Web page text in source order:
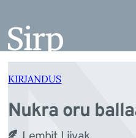
juurde
KIRJANDUS
Nukra oru